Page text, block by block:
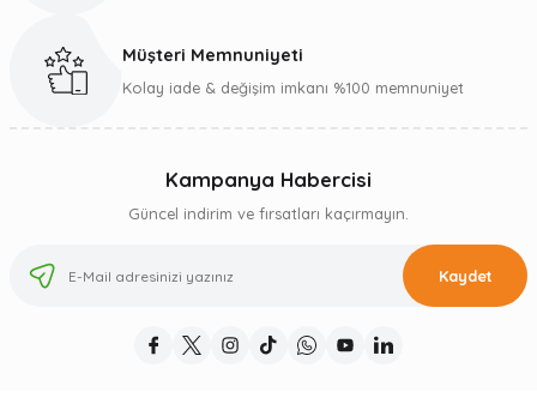
Müşteri Memnuniyeti
Kolay iade & değişim imkanı %100 memnuniyet
Kampanya Habercisi
Güncel indirim ve fırsatları kaçırmayın.
Kaydet